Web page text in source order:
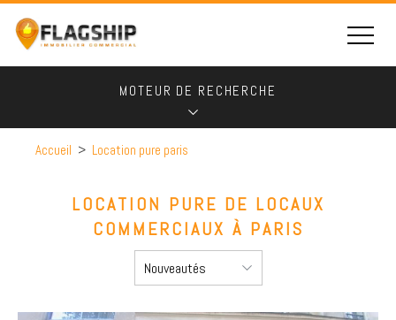
MOTEUR DE RECHERCHE
Accueil > Location pure paris
LOCATION PURE DE LOCAUX
COMMERCIAUX À PARIS